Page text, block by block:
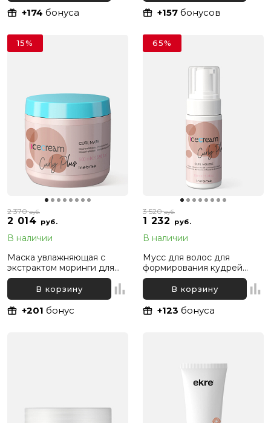
+174 бонуса +157 бонусов
2 014 руб.
2 370руб.
В наличии
Маска увлажняющая с
экстрактом моринги для
вьющихся волос Inebrya Ice
Cream Curly Plus, 500 мл
В корзину
+201 бонус
15%
1 232 руб.
3 520руб.
В наличии
Мусс для волос для
формирования кудрей
Inebrya Curly Plus Curly
Mousse, 150 мл
В корзину
+123 бонуса
65%